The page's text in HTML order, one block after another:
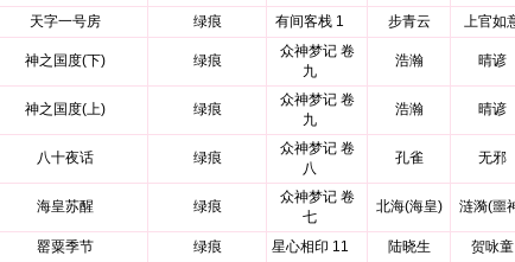
天字一号房 绿痕 有间客栈 1 步青云 上官如
神之国度(下) 绿痕
众神梦记 卷
九
浩瀚 晴谚
神之国度(上) 绿痕
众神梦记 卷
九
浩瀚 晴谚
八十夜话 绿痕
众神梦记 卷
八
孔雀 无邪
海皇苏醒 绿痕
众神梦记 卷
七
北海(海皇) 涟漪(噩
罂粟季节 绿痕 星心相印 11 陆晓生 贺咏童